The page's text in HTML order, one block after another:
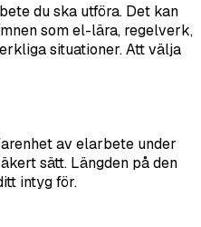
du ska utföra. Det kan
som el-lära, regelverk,
situationer. Att välja
av elarbete under
sätt. Längden på den
intyg för.